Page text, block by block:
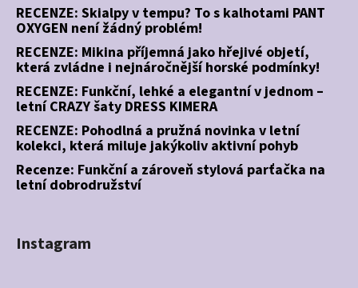
RECENZE: Skialpy v tempu? To s kalhotami PANT
OXYGEN není žádný problém!
RECENZE: Mikina příjemná jako hřejivé objetí,
která zvládne i nejnáročnější horské podmínky!
RECENZE: Funkční, lehké a elegantní v jednom –
letní CRAZY šaty DRESS KIMERA
RECENZE: Pohodlná a pružná novinka v letní
kolekci, která miluje jakýkoliv aktivní pohyb
Recenze: Funkční a zároveň stylová parťačka na
letní dobrodružství
Instagram